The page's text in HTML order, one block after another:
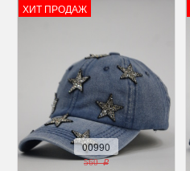
ХИТ ПРОДАЖ
00990
560 r